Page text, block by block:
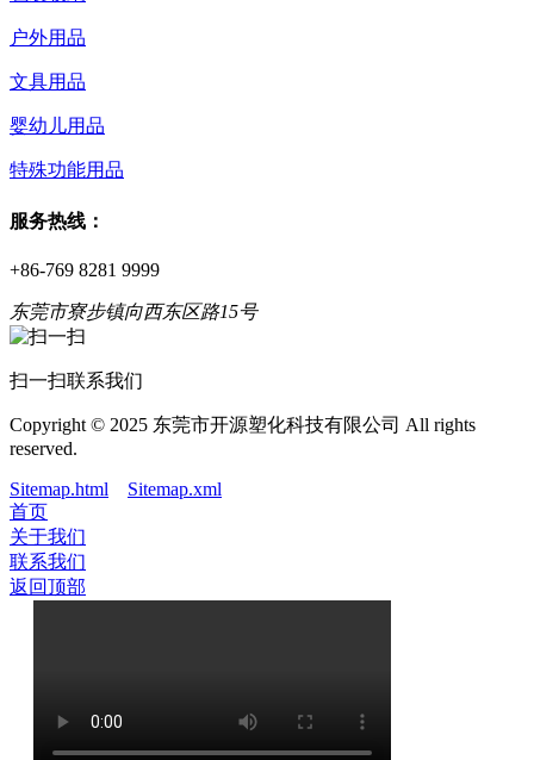
户外用品
文具用品
婴幼儿用品
特殊功能用品
服务热线：
+86-769 8281 9999
东莞市寮步镇向西东区路15号
扫一扫联系我们
Copyright © 2025 东莞市开源塑化科技有限公司 All rights
reserved.
Sitemap.html
Sitemap.xml
首页
关于我们
联系我们
返回顶部